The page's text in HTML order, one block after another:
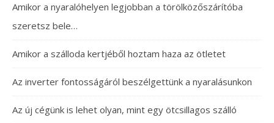
Amikor a nyaralóhelyen legjobban a törölközőszárítóba
szeretsz bele…
Amikor a szálloda kertjéből hoztam haza az ötletet
Az inverter fontosságáról beszélgettünk a nyaralásunkon
Az új cégünk is lehet olyan, mint egy ötcsillagos szálló